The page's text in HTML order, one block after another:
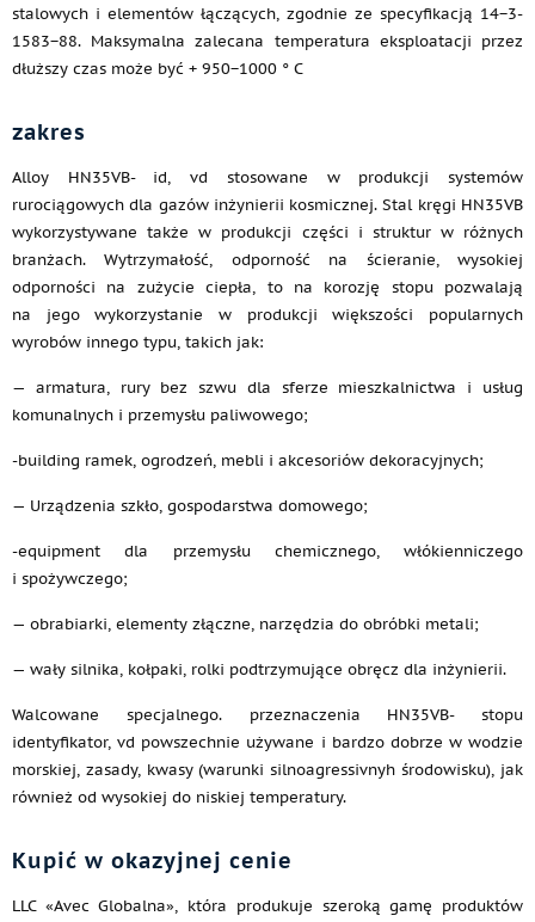
stalowych i elementów łączących, zgodnie ze specyfikacją 14−3-
1583−88. Maksymalna zalecana temperatura eksploatacji przez
dłuższy czas może być + 950−1000 ° C
zakres
Alloy HN35VB- id, vd stosowane w produkcji systemów
rurociągowych dla gazów inżynierii kosmicznej. Stal kręgi HN35VB
wykorzystywane także w produkcji części i struktur w różnych
branżach. Wytrzymałość, odporność na ścieranie, wysokiej
odporności na zużycie ciepła, to na korozję stopu pozwalają
na jego wykorzystanie w produkcji większości popularnych
wyrobów innego typu, takich jak:
— armatura, rury bez szwu dla sferze mieszkalnictwa i usług
komunalnych i przemysłu paliwowego;
-building ramek, ogrodzeń, mebli i akcesoriów dekoracyjnych;
— Urządzenia szkło, gospodarstwa domowego;
-equipment dla przemysłu chemicznego, włókienniczego
i spożywczego;
— obrabiarki, elementy złączne, narzędzia do obróbki metali;
— wały silnika, kołpaki, rolki podtrzymujące obręcz dla inżynierii.
Walcowane specjalnego. przeznaczenia HN35VB- stopu
identyfikator, vd powszechnie używane i bardzo dobrze w wodzie
morskiej, zasady, kwasy (warunki silnoagressivnyh środowisku), jak
również od wysokiej do niskiej temperatury.
Kupić w okazyjnej cenie
LLC «Avec Globalna», która produkuje szeroką gamę produktów